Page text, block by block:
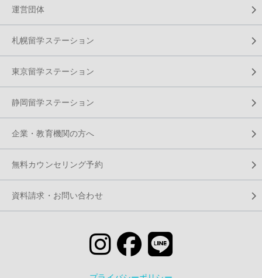
運営団体
札幌留学ステーション
東京留学ステーション
静岡留学ステーション
企業・教育機関の方へ
無料カウンセリング予約
資料請求・お問い合わせ